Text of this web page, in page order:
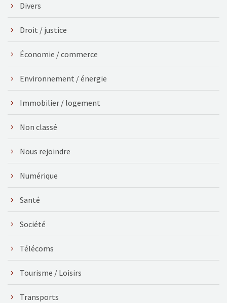
Divers
Droit / justice
Économie / commerce
Environnement / énergie
Immobilier / logement
Non classé
Nous rejoindre
Numérique
Santé
Société
Télécoms
Tourisme / Loisirs
Transports